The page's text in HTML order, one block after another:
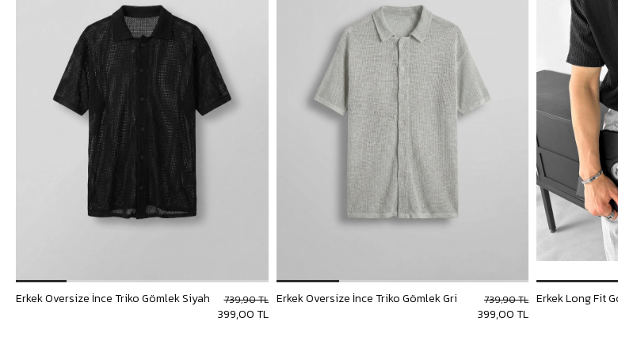
Erkek Oversize İnce Triko Gömlek Siyah
399,00 TL
739,90 TL Erkek Oversize İnce Triko Gömlek Gri
399,00 TL
739,90 TL